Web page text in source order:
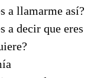
a llamarme así?
a decir que eres